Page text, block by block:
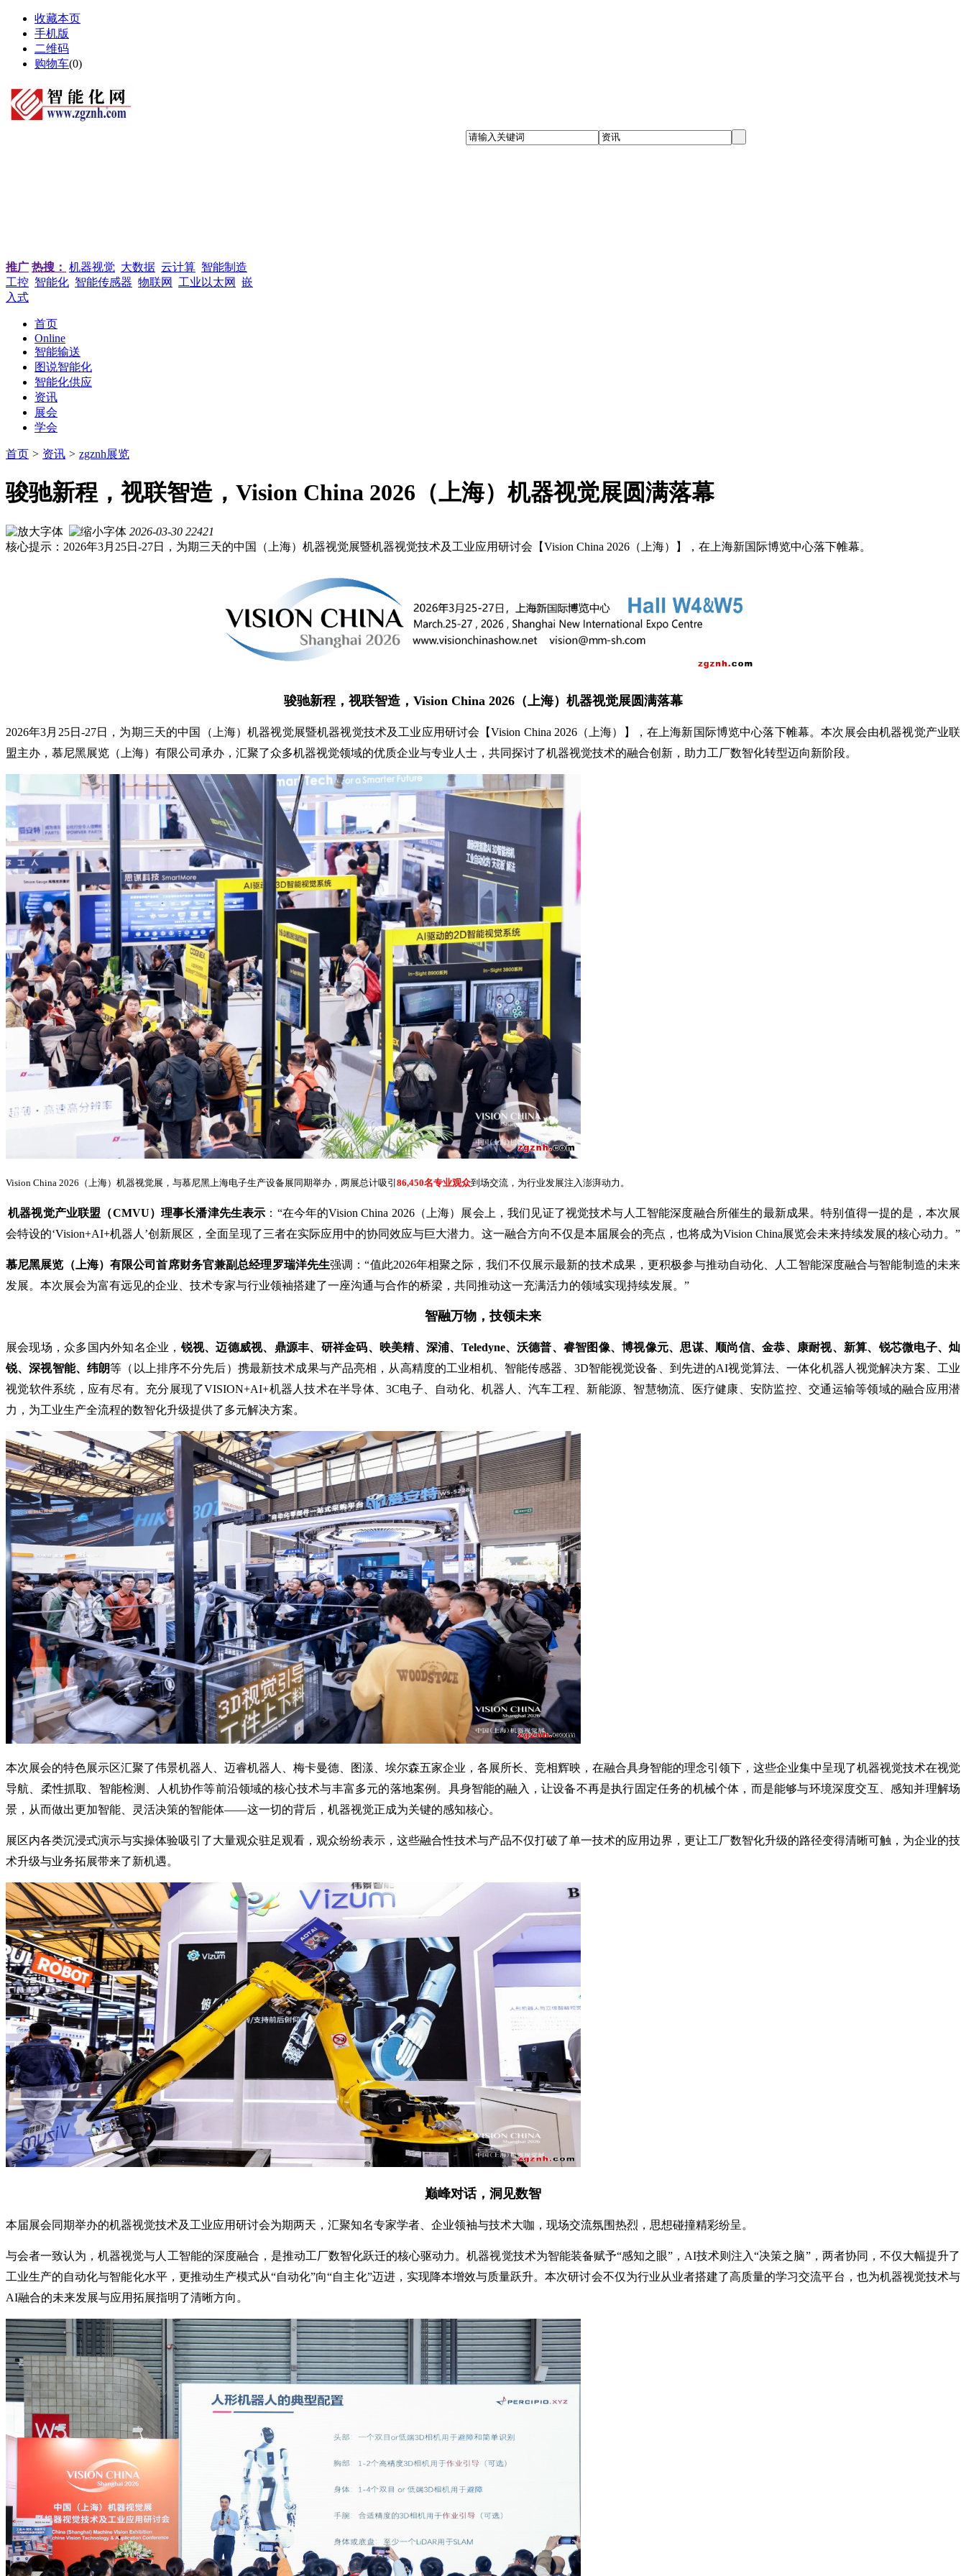
收藏本页
手机版
二维码
购物车(0)
推广 热搜： 机器视觉 大数据 云计算 智能制造
工控 智能化 智能传感器 物联网 工业以太网
嵌
入式
首页
Online
智能输送
图说智能化
智能化供应
资讯
展会
学会
首页 > 资讯 > zgznh展览
骏驰新程，视联智造，Vision China 2026（上海）机器视觉展圆满落幕
2026-03-30 22421
核心提示：2026年3月25日-27日，为期三天的中国（上海）机器视觉展暨机器视觉技术及工业应用研讨会【Vision China 2026（上海）】，在上海新国际博览中心落下帷幕。
骏驰新程，视联智造，Vision China 2026（上海）机器视觉展圆满落幕
2026年3月25日-27日，为期三天的中国（上海）机器视觉展暨机器视觉技术及工业应用研讨会【Vision China 2026（上海）】，在上海新国际博览中心落下帷幕。本次展会由机器视觉产业联
盟主办，慕尼黑展览（上海）有限公司承办，汇聚了众多机器视觉领域的优质企业与专业人士，共同探讨了机器视觉技术的融合创新，助力工厂数智化转型迈向新阶段。
Vision China 2026（上海） 机器视觉展，与慕尼黑上海电子生产设备展同期举办，两展总计吸引 86,450名专业观众到场交流，为行业发展注入澎湃动力。
机器视觉产业联盟（CMVU）理事长潘津先生表示 ：“在今年的Vision China 2026（上海）展会上，我们见证了视觉技术与人工智能深度融合所催生的最新成果。特别值得一提的是，本次展
会特设的‘Vision+AI+机器人’创新展区，全面呈现了三者在实际应用中的协同效应与巨大潜力。这一融合方向不仅是本届展会的亮点，也将成为Vision China展览会未来持续发展的核心动力。”
慕尼黑展览（上海）有限公司首席财务官兼副总经理罗瑞洋先生强调：“值此2026年相聚之际，我们不仅展示最新的技术成果，更积极参与推动自动化、人工智能深度融合与智能制造的未来
发展。本次展会为富有远见的企业、技术专家与行业领袖搭建了一座沟通与合作的桥梁，共同推动这一充满活力的领域实现持续发展。”
智融万物，技领未来
展会现场，众多国内外知名企业， 锐视、迈德威视、鼎源丰、研祥金码、映美精、深浦、Teledyne、沃德普、睿智图像、博视像元、思谋、顺尚信、金恭、康耐视、新算、锐芯微电子、灿
锐、深视智能、纬朗等（以上排序不分先后）携最新技术成果与产品亮相，从高精度的工业相机、智能传感器、3D智能视觉设备、到先进的AI视觉算法、一体化机器人视觉解决方案、工业
视觉软件系统，应有尽有。充分展现了VISION+AI+机器人技术在半导体、3C电子、自动化、机器人、汽车工程、新能源、智慧物流、医疗健康、安防监控、交通运输等领域的融合应用潜
力，为工业生产全流程的数智化升级提供了多元解决方案。
本次展会的特色展示区汇聚了伟景机器人、迈睿机器人、梅卡曼德、图漾、埃尔森五家企业，各展所长、竞相辉映，在融合具身智能的理念引领下，这些企业集中呈现了机器视觉技术在视觉
导航、柔性抓取、智能检测、人机协作等前沿领域的核心技术与丰富多元的落地案例。具身智能的融入，让设备不再是执行固定任务的机械个体，而是能够与环境深度交互、感知并理解场
景，从而做出更加智能、灵活决策的智能体——这一切的背后，机器视觉正成为关键的感知核心。
展区内各类沉浸式演示与实操体验吸引了大量观众驻足观看，观众纷纷表示，这些融合性技术与产品不仅打破了单一技术的应用边界，更让工厂数智化升级的路径变得清晰可触，为企业的技
术升级与业务拓展带来了新机遇。
巅峰对话，洞见数智
本届展会同期举办的机器视觉技术及工业应用研讨会为期两天，汇聚知名专家学者、企业领袖与技术大咖，现场交流氛围热烈，思想碰撞精彩纷呈。
与会者一致认为，机器视觉与人工智能的深度融合，是推动工厂数智化跃迁的核心驱动力。机器视觉技术为智能装备赋予“感知之眼”，AI技术则注入“决策之脑”，两者协同，不仅大幅提升了
工业生产的自动化与智能化水平，更推动生产模式从“自动化”向“自主化”迈进，实现降本增效与质量跃升。本次研讨会不仅为行业从业者搭建了高质量的学习交流平台，也为机器视觉技术与
AI融合的未来发展与应用拓展指明了清晰方向。